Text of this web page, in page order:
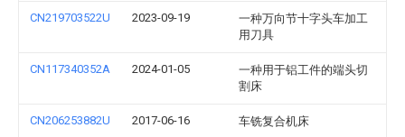
CN219703522U 2023-09-19
一种万向节十字头车加工
用刀具
CN117340352A 2024-01-05
一种用于铝工件的端头切
割床
CN206253882U 2017-06-16 车铣复合机床